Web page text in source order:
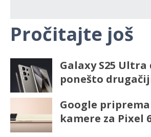
Pročitajte još
Galaxy S25 Ultra
ponešto
Google
kamere za Pixel